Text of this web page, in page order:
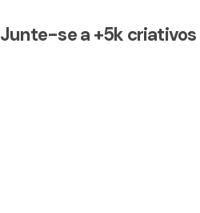
Junte-se a +5k